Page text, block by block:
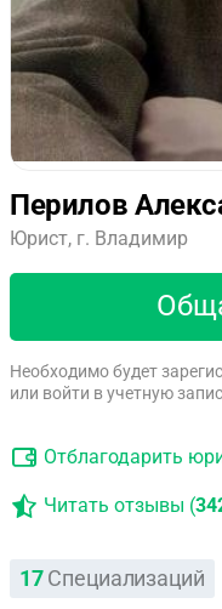
Перилов
Юрист, г. Владимир
Необходимо будет
или войти в учетную
Отблагодарить
Читать отзывы (
17 Специализаций